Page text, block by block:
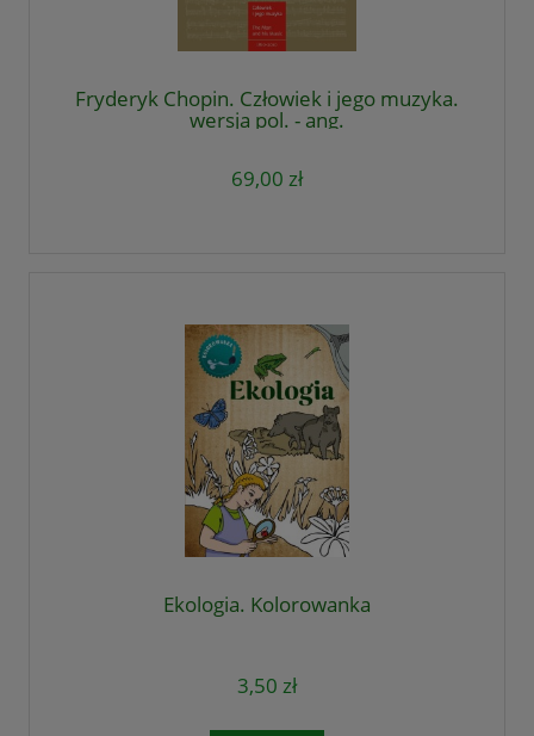
Fryderyk Chopin. Człowiek i jego muzyka.
wersja pol. - ang.
69,00 zł
Ekologia. Kolorowanka
3,50 zł